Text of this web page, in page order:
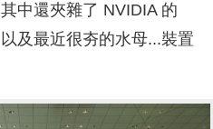
中還夾雜了 NVIDIA 的
及最近很夯的水母...裝置